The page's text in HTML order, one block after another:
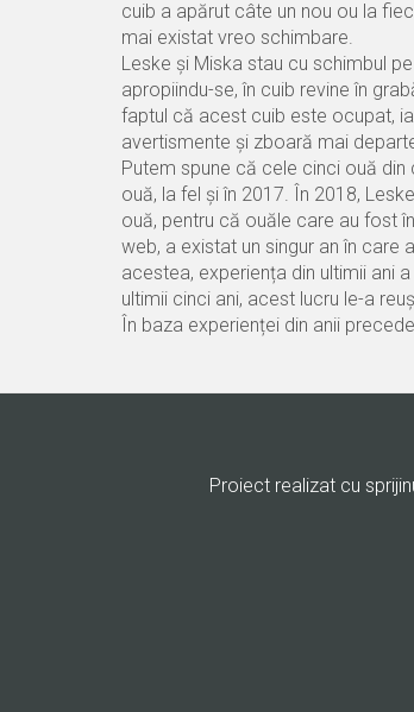
cuib a apărut câte un nou ou la
mai existat vreo schimbare.
Leske și Miska stau cu schimbul
apropiindu-se, în cuib revine în
faptul că acest cuib este ocupat,
avertismente și zboară mai
Putem spune că cele cinci ouă
ouă, la fel și în 2017. În 2018,
ouă, pentru că ouăle care au fost
web, a existat un singur an în care
acestea, experiența din ultimii ani
ultimii cinci ani, acest lucru le-a
În baza experienței din anii
Proiect realizat cu